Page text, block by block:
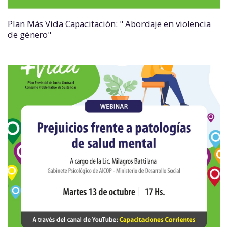
Plan Más Vida Capacitación: " Abordaje en violencia
de género"